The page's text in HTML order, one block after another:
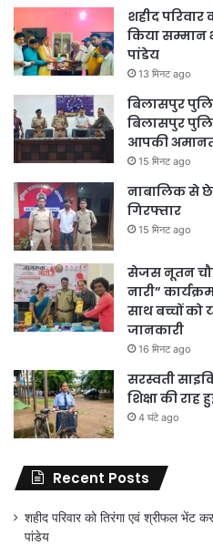
शहीद
किया सम्मान
पांडेय
13 मिनट ago
बिलासपुर
बिलासपुर
आपकी
15 मिनट ago
नाबालिक से
गिरफ्तार
15 मिनट ago
सेजस नूतन
नारी”
साथ बच्चों को
जानकारी
16 मिनट ago
सरस्वती
शिक्षा की
4 घंटे ago
Recent Posts
शहीद परिवार को तिरंगा एवं श्रीफल भेंट
पांडेय